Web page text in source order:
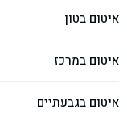
איטום בטון
איטום במרכז
איטום בגבעתיים